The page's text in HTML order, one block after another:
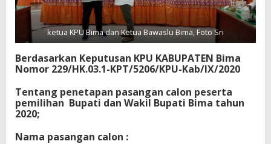
ketua KPU Bima dan Ketua Bawaslu Bima, Foto Sri
Berdasarkan Keputusan KPU KABUPATEN Bima
Nomor 229/HK.03.1-KPT/5206/KPU-Kab/IX/2020
Tentang penetapan pasangan calon peserta
pemilihan Bupati dan Wakil Bupati Bima tahun
2020;
Nama pasangan calon :